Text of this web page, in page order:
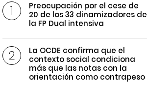
Preocupación por el cese de
20 de los 33 dinamizadores de
la FP Dual intensiva
La OCDE confirma que el
contexto social condiciona
más que las notas con la
orientación como contrapeso